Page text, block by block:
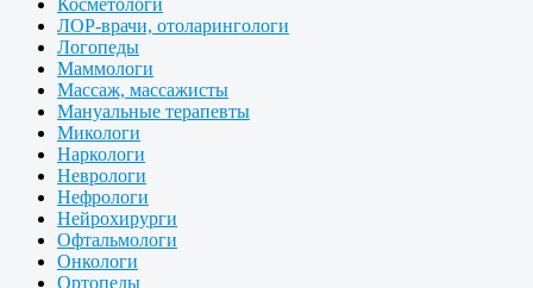
Косметологи
ЛОР-врачи, отоларингологи
Логопеды
Маммологи
Массаж, массажисты
Мануальные терапевты
Микологи
Наркологи
Неврологи
Нефрологи
Нейрохирурги
Офтальмологи
Онкологи
Ортопеды